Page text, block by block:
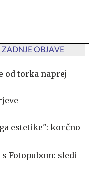
ZADNJE OBJAVE
od torka naprej
estetike": končno
Fotopubom: sledi